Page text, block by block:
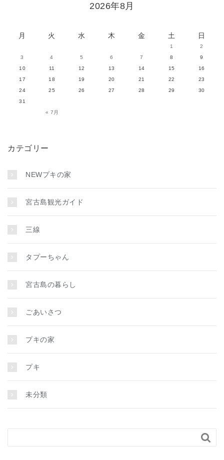
2026年8月
月 火 水 木 金 土 日
« 7月
1
2
3
4 5 6 7 8
9
10
11 12 13 14 15
16
17
18 19 20 21 22
23
24
25 26 27 28 29
30
31
カテゴリー
NEWプキの家
宮古島観光ガイド
三線
タプーちゃん
宮古島の暮らし
ごあいさつ
プキの家
プキ
未分類
